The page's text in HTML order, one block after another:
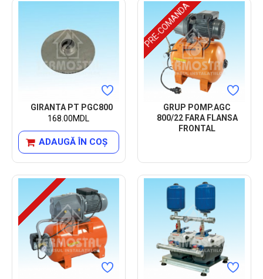
GIRANTA PT PGC800
168.00MDL
ADAUGĂ ÎN COŞ
PRE-COMANDA
GRUP POMP.AGC
800/22 FARA FLANSA
FRONTAL